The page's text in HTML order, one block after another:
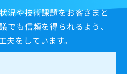
況や技術課題をお客さまと
でも信頼を得られるよう、
夫をしています。